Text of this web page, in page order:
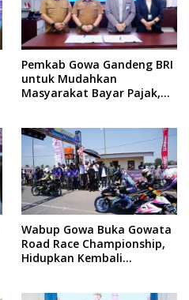
Pemkab Gowa Gandeng BRI
untuk Mudahkan
Masyarakat Bayar Pajak,
Wabup Gowa Buka Gowata
Road Race Championship,
Hidupkan Kembali